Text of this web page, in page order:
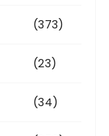
(373)
(23)
(34)